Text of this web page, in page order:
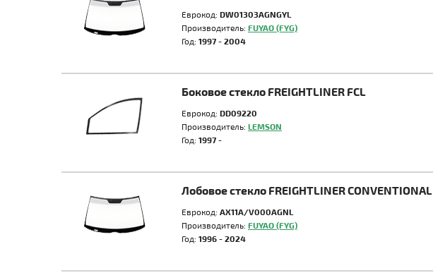
Еврокод: DW01303AGNGYL
Производитель: FUYAO (FYG)
Год: 1997 - 2004
Боковое стекло FREIGHTLINER FCL
Еврокод: DD09220
Производитель: LEMSON
Год: 1997 -
Лобовое стекло FREIGHTLINER CONVENTIONAL
Еврокод: AX11A/V000AGNL
Производитель: FUYAO (FYG)
Год: 1996 - 2024